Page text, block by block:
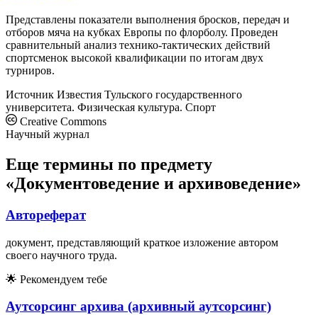
Представлены показатели выполнения бросков, передач и
отборов мяча на кубках Европы по флорболу. Проведен
сравнительный анализ технико-тактических действий
спортсменок высокой квалификации по итогам двух
турниров.
Источник Известия Тульского государственного
университета. Физическая культура. Спорт
Creative Commons
Научный журнал
Еще термины по предмету
«Документоведение и архивоведение»
Автореферат
документ, представляющий краткое изложение автором
своего научного труда.
🌟 Рекомендуем тебе
Аутсорсинг архива (архивный аутсорсинг)